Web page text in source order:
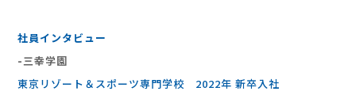
社員インタビュー
-三幸学園
東京リゾート＆スポーツ専門学校 2022年 新卒入社